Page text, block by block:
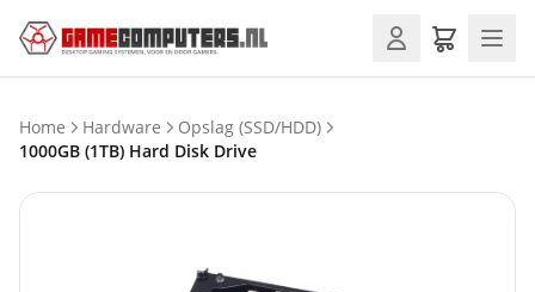
Home Hardware
Opslag (SSD/HDD)
1000GB (1TB) Hard Disk Drive